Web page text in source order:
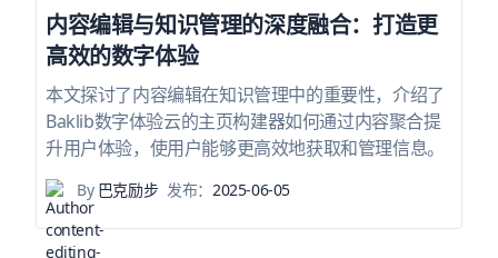
内容编辑与知识管理的深度融合：打造更
高效的数字体验
本文探讨了内容编辑在知识管理中的重要性，介绍了
Baklib数字体验云的主页构建器如何通过内容聚合提
升用户体验，使用户能够更高效地获取和管理信息。
By巴克励步 发布：2025-06-05